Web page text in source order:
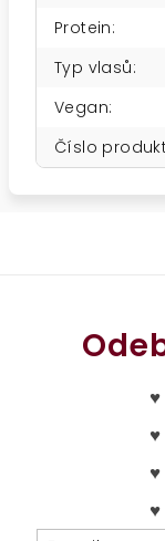
Protein:
Typ vlasů:
Vegan:
Číslo